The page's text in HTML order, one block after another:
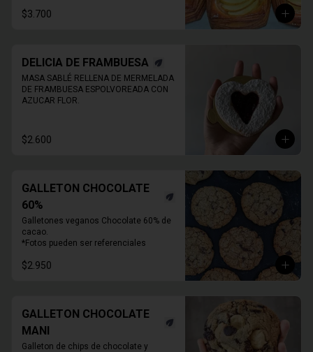
despacho*
** FOTO  REFERENCIAL
$3.700
DELICIA DE FRAMBUESA
MASA SABLÉ RELLENA DE MERMELADA
DE FRAMBUESA ESPOLVOREADA CON
AZUCAR FLOR.
$2.600
GALLETON CHOCOLATE
60%
Galletones veganos Chocolate 60% de
cacao.
*Fotos pueden ser referenciales
$2.950
GALLETON CHOCOLATE
MANI
Galleton de chips de chocolate y